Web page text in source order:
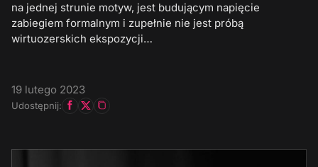
na jednej strunie motyw, jest budującym napięcie
zabiegiem formalnym i zupełnie nie jest próbą
wirtuozerskich ekspozycji…
19 lutego 2023
Udostępnij: